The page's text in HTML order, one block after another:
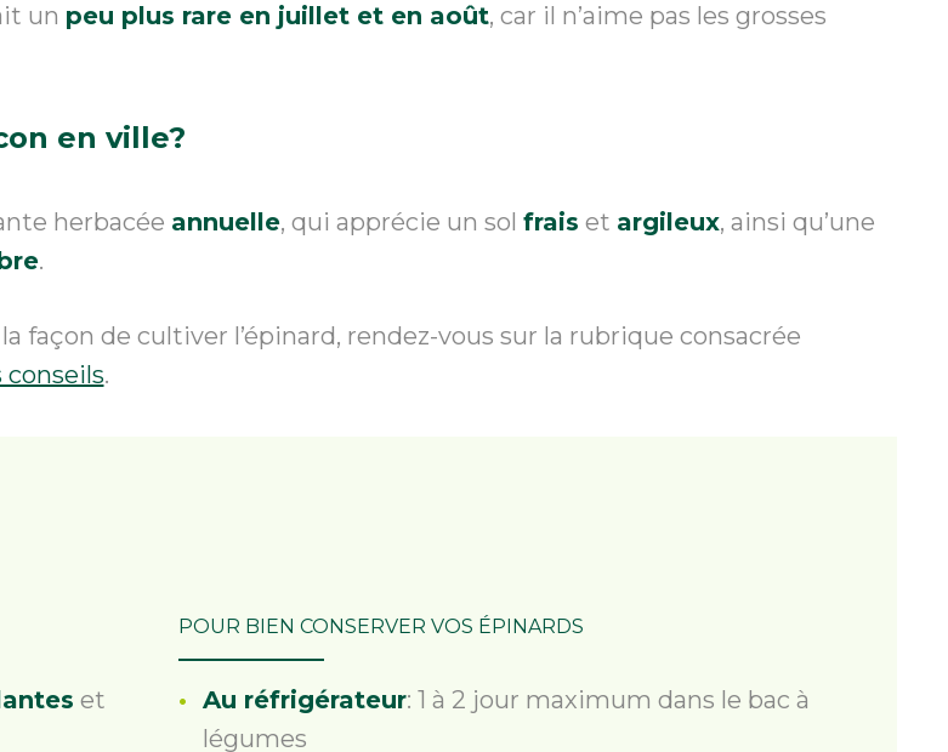
un peu plus rare en juillet et en août, car il n’aime pas les grosses
en ville?
herbacée annuelle, qui apprécie un sol frais et argileux, ainsi qu’une
.
façon de cultiver l’épinard, rendez-vous sur la rubrique consacrée
conseils.
et
POUR BIEN CONSERVER VOS ÉPINARDS
Au réfrigérateur: 1 à 2 jour maximum dans le bac à
légumes